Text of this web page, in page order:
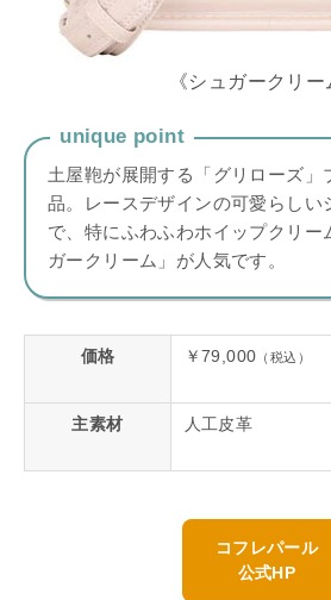
《シュガークリー
unique point
土屋鞄が展開する「グリローズ」
品。レースデザインの可愛らしい
で、特にふわふわホイップクリー
ガークリーム」が人気です。
価格 ￥79,000 （税込）
主素材 人工皮革
コフレパール
公式HP